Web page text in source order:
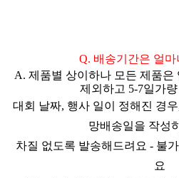
Q. 배송기간은 얼마
A. 제품별 상이하나 모든 제품은
제외하고 5-7일가
대회 날짜, 행사 일이 정해진 경
망배송일을 작성
차질 없도록 발송해드려요 - 불
요